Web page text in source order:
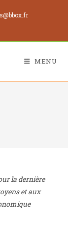
MENU
la dernière
et aux